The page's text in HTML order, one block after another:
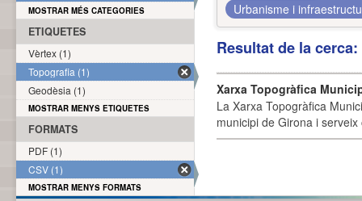
Urbanisme i
Resultat de la
Xarxa Topogràfica
La Xarxa Topogràfica
municipi de Girona i
MOSTRAR MÉS CATEGORIES
ETIQUETES
Vèrtex (1)
Topografia (1)
Geodèsia (1)
MOSTRAR MENYS ETIQUETES
FORMATS
PDF (1)
CSV (1)
MOSTRAR MENYS FORMATS